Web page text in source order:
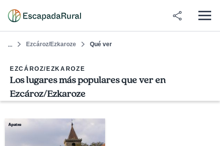
... Ezcároz/Ezkaroze Qué ver
EZCÁROZ/EZKAROZE
Los lugares más populares que ver en
Ezcároz/Ezkaroze
Apatxe